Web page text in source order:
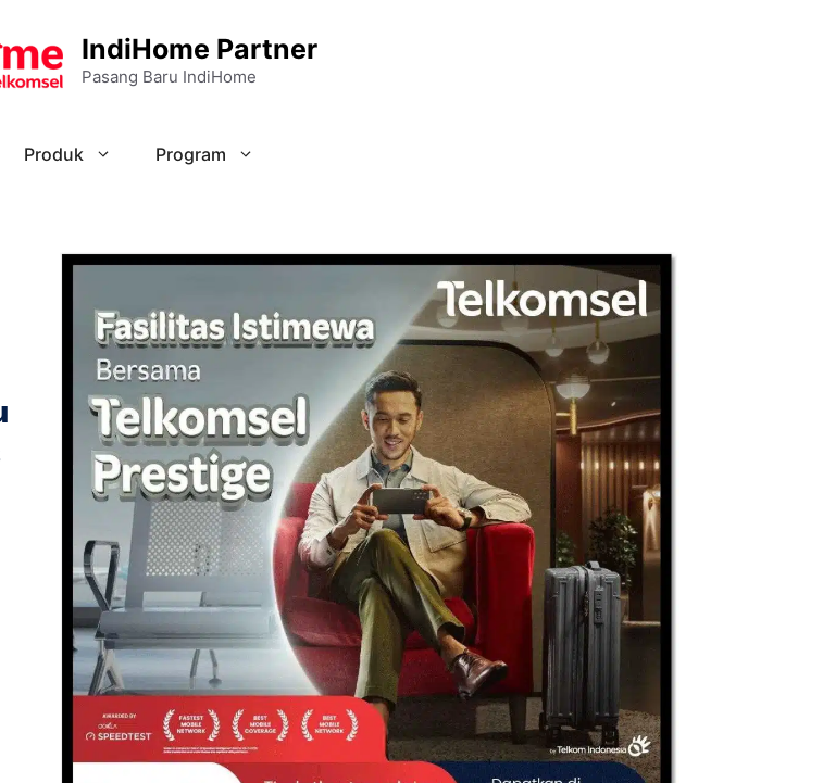
IndiHome Partner
Pasang Baru IndiHome
Produk Program